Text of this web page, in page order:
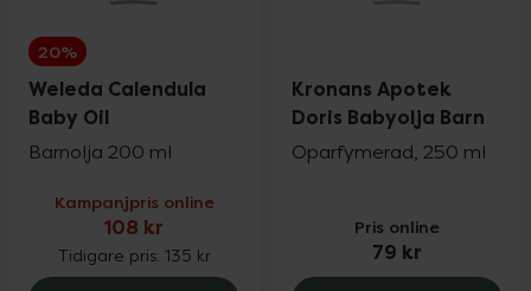
20%
Weleda Calendula
Baby Oil
Barnolja 200 ml
Kampanjpris online
108 kr
Tidigare pris: 135 kr
Kronans Apotek
Doris Babyolja Barn
Oparfymerad, 250 ml
Pris online
79 kr